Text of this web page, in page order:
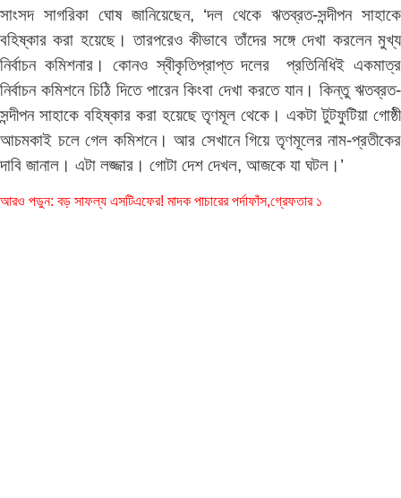
সাংসদ সাগরিকা ঘোষ জানিয়েছেন, ‘দল থেকে ঋতব্রত-সন্দীপন সাহাকে
বহিষ্কার করা হয়েছে। তারপরেও কীভাবে তাঁদের সঙ্গে দেখা করলেন মুখ্য
নির্বাচন কমিশনার। কোনও স্বীকৃতিপ্রাপ্ত দলের প্রতিনিধিই একমাত্র
নির্বাচন কমিশনে চিঠি দিতে পারেন কিংবা দেখা করতে যান। কিন্তু ঋতব্রত-
সন্দীপন সাহাকে বহিষ্কার করা হয়েছে তৃণমূল থেকে। একটা টুটফুটিয়া গোষ্ঠী
আচমকাই চলে গেল কমিশনে। আর সেখানে গিয়ে তৃণমূলের নাম-প্রতীকের
দাবি জানাল। এটা লজ্জার। গোটা দেশ দেখল, আজকে যা ঘটল।’
আরও পডুন: বড় সাফল্য এসটিএফের! মাদক পাচারের পর্দাফাঁস,গ্রেফতার ১